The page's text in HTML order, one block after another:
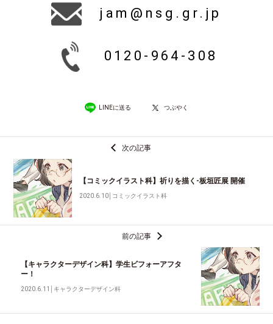
jam@nsg.gr.jp
0120-964-308
LINEに送る つぶやく
次の記事
【コミックイラスト科】祈りを描く-板垣匠展 開催
2020.6.10 コミックイラスト科
前の記事
【キャラクターデザイン科】学生ビフォーアフタ
ー！
2020.6.11 キャラクターデザイン科